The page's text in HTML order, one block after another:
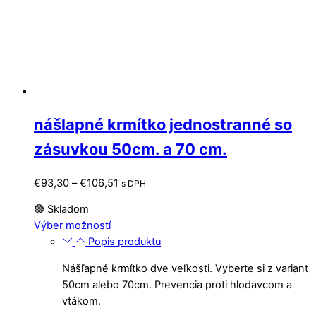
nášlapné krmítko jednostranné so
zásuvkou 50cm. a 70 cm.
€93,30 – €106,51 Price
€106,51
s DPH
🟢 Skladom
Výber možnostíTento
produkt
viacero
variantov.
Popis produktu
Nášľapné krmítko dve veľkosti. Vyberte si z variant
50cm alebo 70cm. Prevencia proti hlodavcom a
vtákom.